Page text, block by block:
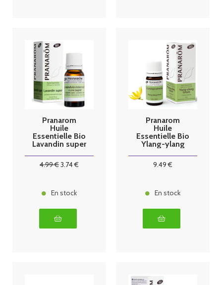
Pranarom
Huile
Essentielle Bio
Lavandin super
4.99€3.74€
En stock
Pranarom
Huile
Essentielle Bio
Ylang-ylang
9.49 €
En stock